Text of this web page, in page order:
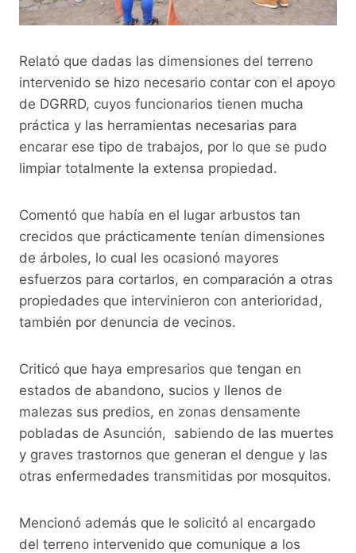
Relató que dadas las dimensiones del terreno
intervenido se hizo necesario contar con el apoyo
de DGRRD, cuyos funcionarios tienen mucha
práctica y las herramientas necesarias para
encarar ese tipo de trabajos, por lo que se pudo
limpiar totalmente la extensa propiedad.
Comentó que había en el lugar arbustos tan
crecidos que prácticamente tenían dimensiones
de árboles, lo cual les ocasionó mayores
esfuerzos para cortarlos, en comparación a otras
propiedades que intervinieron con anterioridad,
también por denuncia de vecinos.
Criticó que haya empresarios que tengan en
estados de abandono, sucios y llenos de
malezas sus predios, en zonas densamente
pobladas de Asunción, sabiendo de las muertes
y graves trastornos que generan el dengue y las
otras enfermedades transmitidas por mosquitos.
Mencionó además que le solicitó al encargado
del terreno intervenido que comunique a los